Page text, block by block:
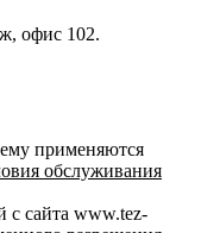
офис 102.
применяются
обслуживания
с сайта www.tez-